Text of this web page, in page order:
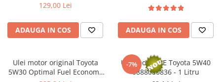
129,00 Lei
ADAUGA IN COS ADAUGA IN COS
Ulei motor original Toyota
5W30 Optimal Fuel Economy
-7%
Ulei motor OE Toyota 5W40
0888080836 - 1 Litru